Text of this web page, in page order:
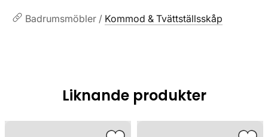
Badrumsmöbler / Kommod & Tvättställsskåp
Liknande produkter